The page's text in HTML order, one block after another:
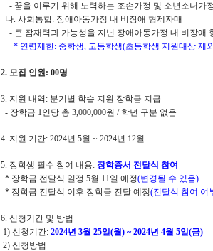
- 꿈을 이루기 위해 노력하는 조손가정 및 소년소녀가
나. 사회통합: 장애아동가정 내 비장애 형제자매
- 큰 잠재력과 가능성을 지닌 장애아동가정 내 비장애
* 연령제한: 중학생, 고등학생(초등학생 지원대상 제
2. 모집 인원: 00명
3. 지원 내역: 분기별 학습 지원 장학금 지급
- 장학금 1인당 총 3,000,000원 / 학년 구분 없음
4. 지원 기간: 2024년 5월 ~ 2024년 12월
5. 장학생 필수 참여 내용: 장학증서 전달식 참여
* 장학금 전달식 일정 5월 11일 예정(변경될 수 있음)
* 장학금 전달식 이후 장학금 전달 예정(전달식 참여 여
6. 신청기간 및 방법
1) 신청기간: 2024년 3월 25일(월) ~ 2024년 4월 5일(금)
2) 신청방법